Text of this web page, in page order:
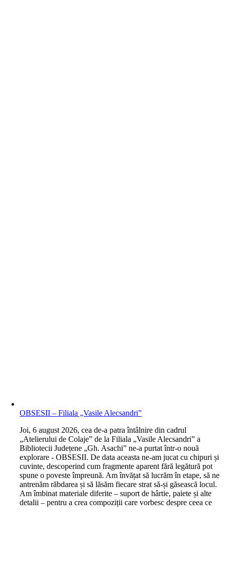
OBSESII – Filiala „Vasile Alecsandri”
Joi, 6 august 2026, cea de-a patra întâlnire din cadrul
„Atelierului de Colaje” de la Filiala „Vasile Alecsandri” a
Bibliotecii Județene „Gh. Asachi” ne-a purtat într-o nouă
explorare - OBSESII. De data aceasta ne-am jucat cu chipuri și
cuvinte, descoperind cum fragmente aparent fără legătură pot
spune o poveste împreună. Am învățat să lucrăm în etape, să ne
antrenăm răbdarea și să lăsăm fiecare strat să-și găsească locul.
Am îmbinat materiale diferite – suport de hârtie, paiete și alte
detalii – pentru a crea compoziții care vorbesc despre ceea ce